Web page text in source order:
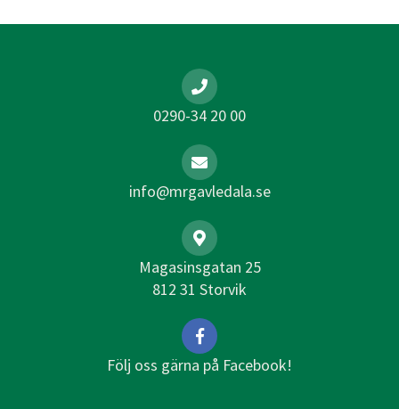
0290-34 20 00
info@mrgavledala.se
Magasinsgatan 25
812 31 Storvik
Följ oss gärna på Facebook!